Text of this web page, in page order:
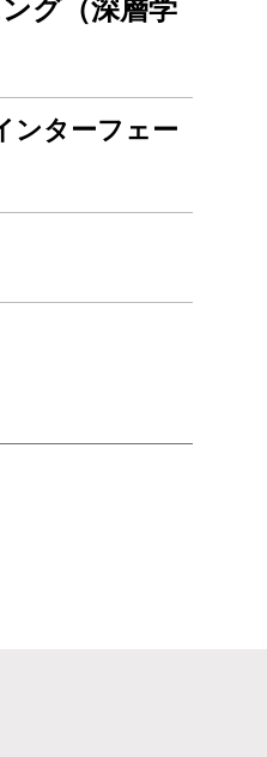
グ（深層学
ンターフェー